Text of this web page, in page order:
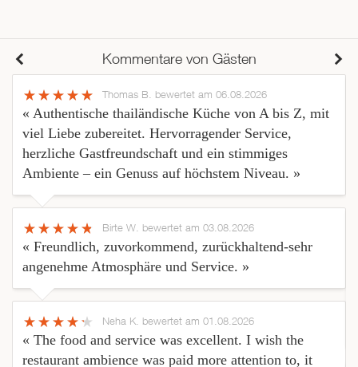
Kommentare von Gästen
Thomas B. bewertet am 06.08.2026
« Authentische thailändische Küche von A bis Z, mit
viel Liebe zubereitet. Hervorragender Service,
herzliche Gastfreundschaft und ein stimmiges
Ambiente – ein Genuss auf höchstem Niveau. »
Birte W. bewertet am 03.08.2026
« Freundlich, zuvorkommend, zurückhaltend-sehr
angenehme Atmosphäre und Service. »
Neha K. bewertet am 01.08.2026
« The food and service was excellent. I wish the
restaurant ambience was paid more attention to, it